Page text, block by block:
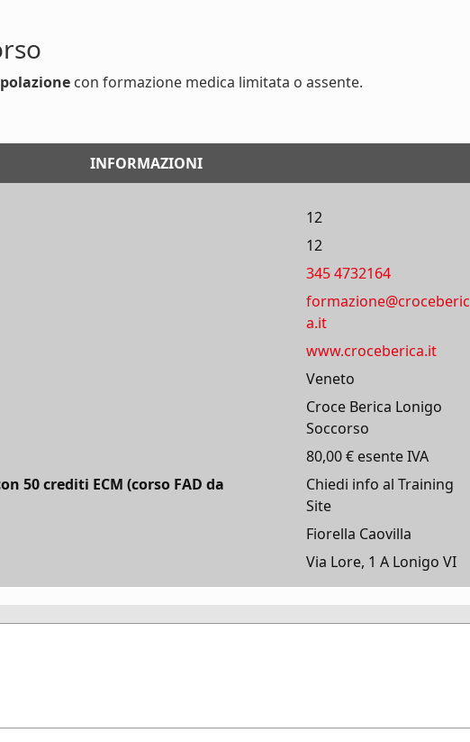
con formazione medica limitata o assente.
INFORMAZIONI
12
12
345 4732164
formazione@croceberic
a.it
www.croceberica.it
Veneto
Croce Berica Lonigo
Soccorso
80,00 € esente IVA
50 crediti ECM (corso FAD da
Chiedi info al Training
Site
Fiorella Caovilla
Via Lore, 1 A Lonigo VI